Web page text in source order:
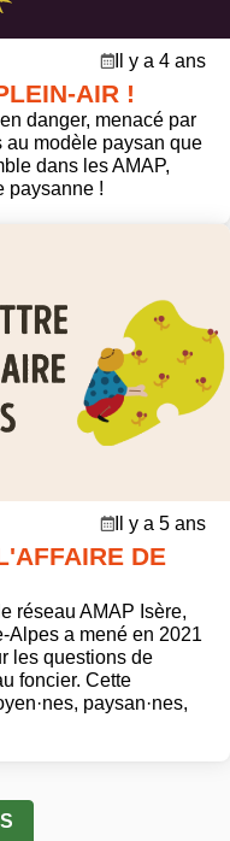
Il y a 4 ans
AIR !
danger, menacé par
modèle paysan que
dans les AMAP,
paysanne !
Il y a 5 ans
DE
réseau AMAP Isère,
Alpes a mené en 2021
les questions de
foncier. Cette
paysan·nes,